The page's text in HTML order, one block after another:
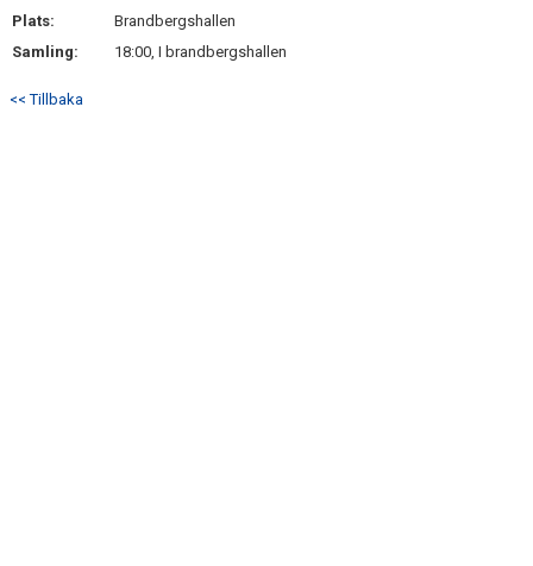
DOKUMENT
Plats:
Brandbergshallen
Samling:
18:00, I brandbergshallen
<< Tillbaka